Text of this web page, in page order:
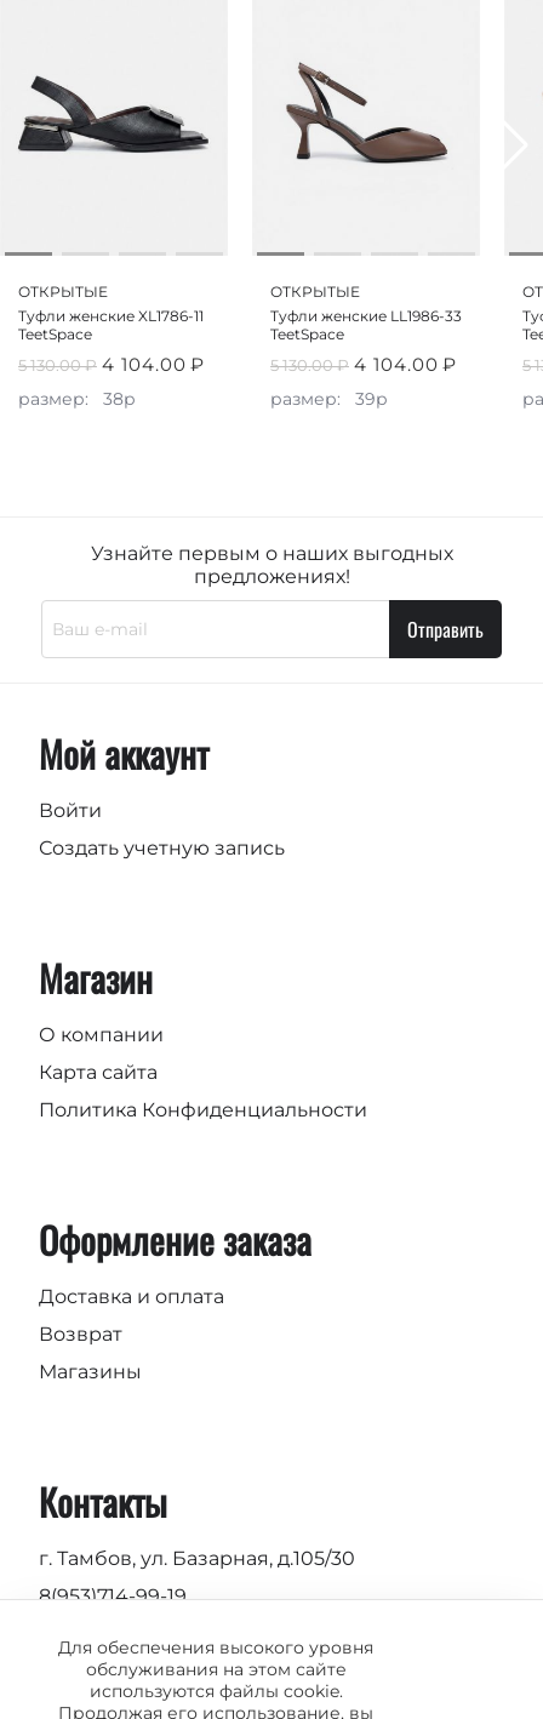
ОТКРЫТЫЕ
Туфли женские XL1786-11
TeetSpace
5 130.00₽ 4 104.00 ₽
размер: 38р
ОТКРЫТЫЕ
Туфли женские LL1986-33
TeetSpace
5 130.00₽ 4 104.00 ₽
размер: 39р
5
Узнайте первым о наших выгодных
предложениях!
Отправить
Мой аккаунт
Войти
Создать учетную запись
Магазин
О компании
Карта сайта
Политика Конфиденциальности
Оформление заказа
Доставка и оплата
Возврат
Магазины
Контакты
г. Тамбов, ул. Базарная, д.105/30
8(953)714-99-19
info@vermond.ru
Для обеспечения высокого уровня
обслуживания на этом сайте
используются файлы cookie.
Продолжая его использование, вы